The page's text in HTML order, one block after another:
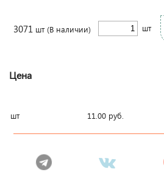
3071 шт(В наличии) шт
Цена
шт 11.00 руб.